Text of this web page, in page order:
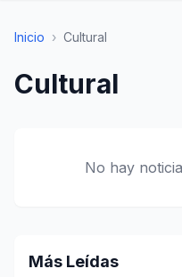
Inicio › Cultural
Cultural
No hay
Más Leídas